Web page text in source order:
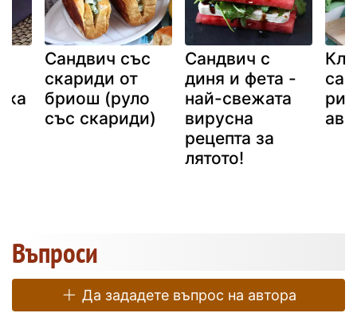
Сандвич със
скариди от
бриош (руло
със скариди)
Сандвич с
диня и фета -
най-свежата
вирусна
рецепта за
лятото!
Въпроси
Да зададете въпрос на автора